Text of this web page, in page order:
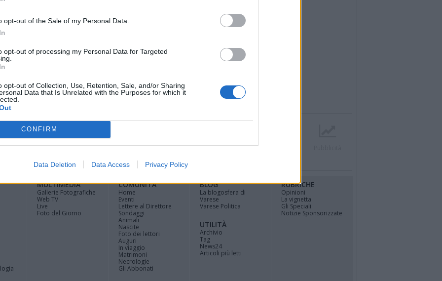
opt-out of the Sale of my Personal Data.
opt-out of processing my Personal Data for Targeted
opt-out of Collection, Use, Retention, Sale, and/or Sharing
Data that Is Unrelated with the Purposes for which it
CONFIRM
Data Deletion Data Access Privacy Policy
Raes, il museo vuole essere un luogo
e la tecnologia e le sue conseguenze.
metà tra un laboratorio, un museo d’arte
trova a Mombello
Registrati Redazione
Invia
Feed RSS Facebook Twitter Contatti
MULTIMEDIA
Gallerie Fotografiche
Web TV
Live
Foto del Giorno
COMUNITÀ
Home
Eventi
Lettere al Direttore
Sondaggi
Animali
Nascite
Foto dei lettori
Auguri
In viaggio
Matrimoni
Necrologie
Gli Abbonati
BLOG
La blogosfera di
Varese
Varese Politica
UTILITÀ
Archivio
Tag
News24
Articoli più letti
RUBRICHE
Opinioni
La vignetta
Gli Speciali
Notizie Sponsorizzate